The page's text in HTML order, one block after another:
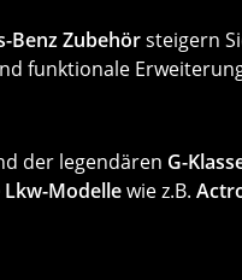
Benz Zubehörsteigern
funktionale
der legendären G-
Lkw-Modellewie z.B.